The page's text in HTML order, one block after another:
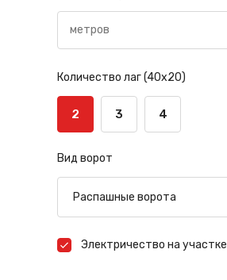
Количество лаг (40х20)
2 3 4
Вид ворот
Электричество на участке